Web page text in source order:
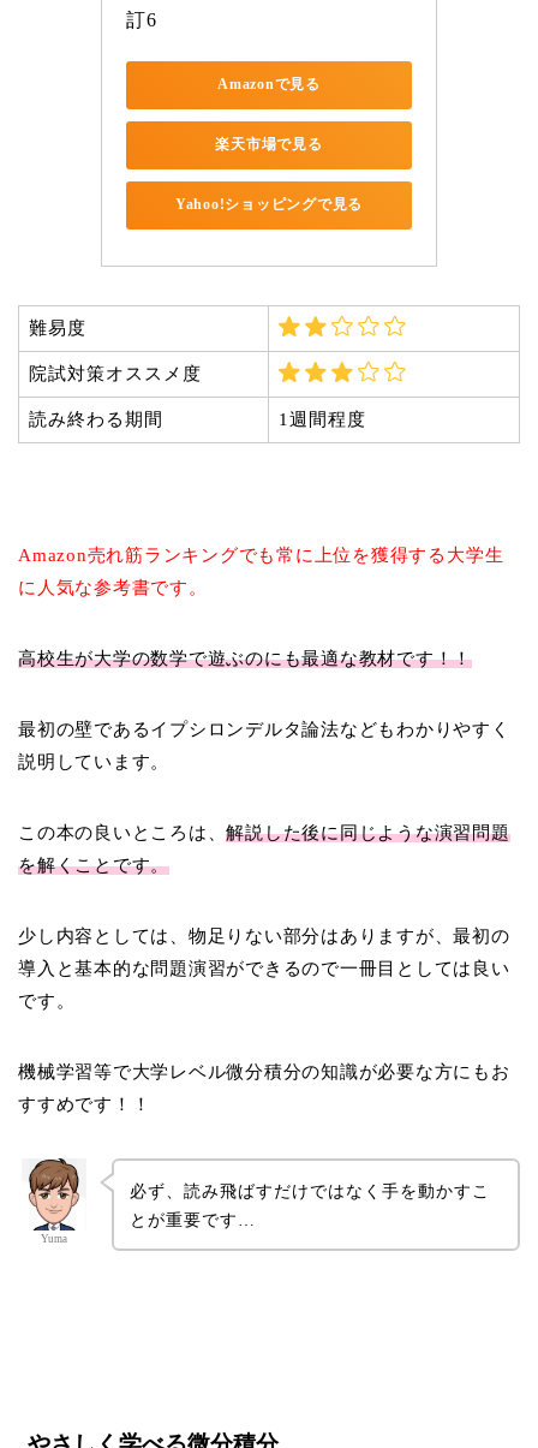
訂6
Amazonで見る
楽天市場で見る
Yahoo!ショッピングで見る
難易度
院試対策オススメ度
読み終わる期間 1週間程度
Amazon売れ筋ランキングでも常に上位を獲得する大学生
に人気な参考書です。
高校生が大学の数学で遊ぶのにも最適な教材です！！
最初の壁であるイプシロンデルタ論法などもわかりやすく
説明しています。
この本の良いところは、解説した後に同じような演習問題
を解くことです。
少し内容としては、物足りない部分はありますが、最初の
導入と基本的な問題演習ができるので一冊目としては良い
です。
機械学習等で大学レベル微分積分の知識が必要な方にもお
すすめです！！
Yuma
必ず、読み飛ばすだけではなく手を動かすこ
とが重要です…